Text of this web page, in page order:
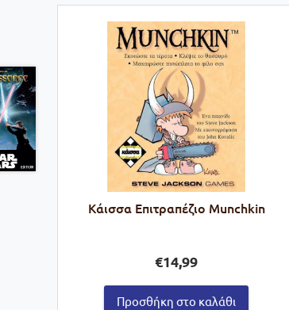
Κάισσα Επιτραπέζιο Munchkin
€14,99
Προσθήκη στο καλάθι